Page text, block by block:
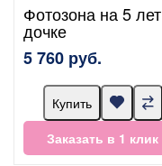
Фотозона на 5 лет
дочке
5 760 руб.
Купить
Заказать в 1 клик